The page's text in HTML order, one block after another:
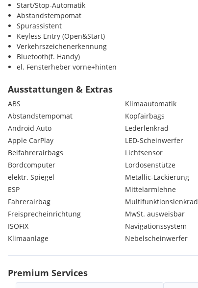
Start/Stop-Automatik
Abstandstempomat
Spurassistent
Keyless Entry (Open&Start)
Verkehrszeichenerkennung
Bluetooth(f. Handy)
el. Fensterheber vorne+hinten
Zentralverriegelung
Notbremsassistent
Regensensor
Automatik
Uhr&Drehzahlmesser
Sportlenkrad mit Schaltwippen&Uhr
Aussenspiegel el. verstellbar und beheizbar
Aussenspiegel el. verstellbar
Aktive Kopfstützen vr
Müdigkeitswarnsystem
Notrufsystem
Sprachsteuerung
Touchscreen
360 Grad Kamera
Winterpaket
Wlan
Apple CarPlay
Sommerreifen
Ausstattungen & Extras
ABS
Abstandstempomat
Android Auto
Apple CarPlay
Beifahrerairbags
Bordcomputer
elektr. Spiegel
ESP
Fahrerairbag
Freisprecheinrichtung
ISOFIX
Klimaanlage
Klimaautomatik
Kopfairbags
Lederlenkrad
LED-Scheinwerfer
Lichtsensor
Lordosenstütze
Metallic-Lackierung
Mittelarmlehne
Multifunktionslenkrad
MwSt. ausweisbar
Navigationssystem
Nebelscheinwerfer
Premium Services